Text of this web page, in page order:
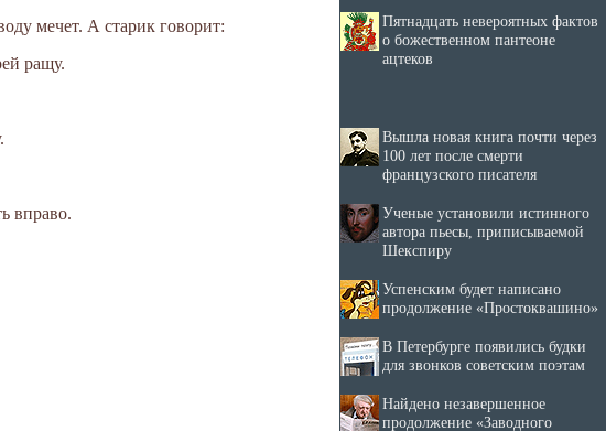
мечет. А старик говорит:
ращу.
вправо.
Пятнадцать невероятных фактов
о божественном пантеоне
ацтеков
Вышла новая книга почти через
100 лет после смерти
французского писателя
Ученые установили истинного
автора пьесы, приписываемой
Шекспиру
Успенским будет написано
продолжение «Простоквашино»
В Петербурге появились будки
для звонков советским поэтам
Найдено незавершенное
продолжение «Заводного